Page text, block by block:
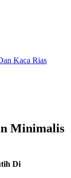
Kaca Rias
Minimalis
Di